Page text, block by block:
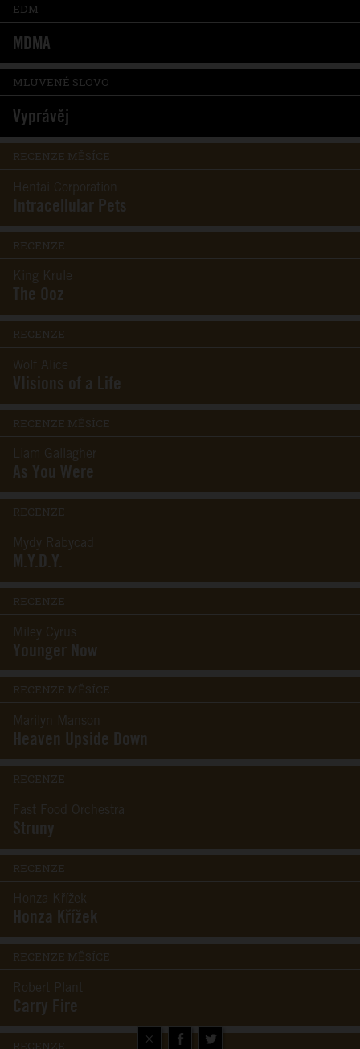
×
EDM
MDMA
MLUVENÉ SLOVO
Vyprávěj
RECENZE MĚSÍCE
Hentai Corporation
Intracellular Pets
RECENZE
King Krule
The Ooz
RECENZE
Wolf Alice
VIisions of a Life
RECENZE MĚSÍCE
Liam Gallagher
As You Were
RECENZE
Mydy Rabycad
M.Y.D.Y.
RECENZE
Miley Cyrus
Younger Now
RECENZE MĚSÍCE
Marilyn Manson
Heaven Upside Down
RECENZE
Fast Food Orchestra
Struny
RECENZE
Honza Křížek
Honza Křížek
RECENZE MĚSÍCE
Robert Plant
Carry Fire
RECENZE